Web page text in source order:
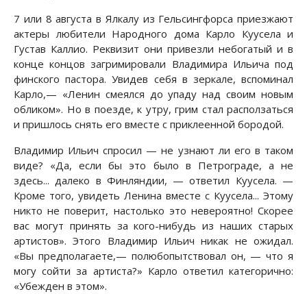
7 или 8 августа в Ялкалу из Гельсингфорса приезжают
актеры любители Народного дома Карло Куусела и
Густав Каллио. Реквизит они привезли небогатый и в
конце концов загримировали Владимира Ильича под
финского пастора. Увидев себя в зеркале, вспоминал
Карло,— «Ленин смеялся до упаду над своим новым
обликом». Но в поезде, к утру, грим стал расползаться
и пришлось снять его вместе с приклеенной бородой.
Владимир Ильич спросил — не узнают ли его в таком
виде? «Да, если бы это было в Петрограде, а не
здесь... далеко в Финляндии, — ответил Куусела. —
Кроме того, увидеть Ленина вместе с Куусела... Этому
никто не поверит, настолько это невероятно! Скорее
вас могут принять за кого-нибудь из наших старых
артистов». Этого Владимир Ильич никак не ожидал.
«Вы предполагаете,— полюбопытствовал он, — что я
могу сойти за артиста?» Карло ответил категорично:
«Убежден в этом».